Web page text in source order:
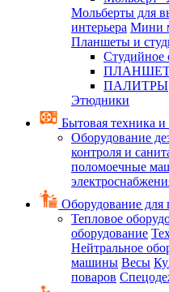
Мольберты для
интерьера Мини
Планшеты и
Студийное
ПАЛИТРЫ
Этюдники
Бытовая техника и
Оборудование
контроля и
поломоечные
Оборудование для
Тепловое
оборудование
Нейтральное
машины Весы
поваров